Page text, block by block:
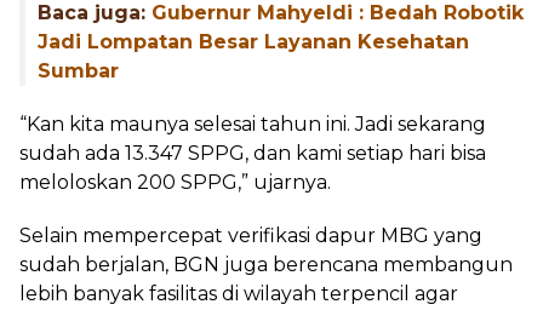
Baca juga: Gubernur Mahyeldi : Bedah Robotik
Jadi Lompatan Besar Layanan Kesehatan
Sumbar
“Kan kita maunya selesai tahun ini. Jadi sekarang
sudah ada 13.347 SPPG, dan kami setiap hari bisa
meloloskan 200 SPPG,” ujarnya.
Selain mempercepat verifikasi dapur MBG yang
sudah berjalan, BGN juga berencana membangun
lebih banyak fasilitas di wilayah terpencil agar